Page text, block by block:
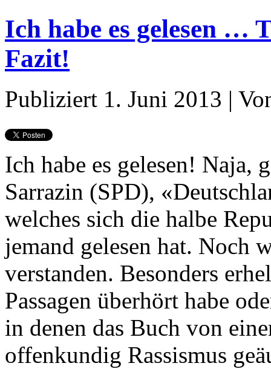
Ich habe es gelesen …
Fazit!
Publiziert 1. Juni 2013 |
Ich habe es gelesen!
Sarrazin (SPD),
welches sich die halbe
jemand gelesen hat. Noch
verstanden. Besonders
Passagen überhört habe
in denen das Buch von
offenkundig Rassismus